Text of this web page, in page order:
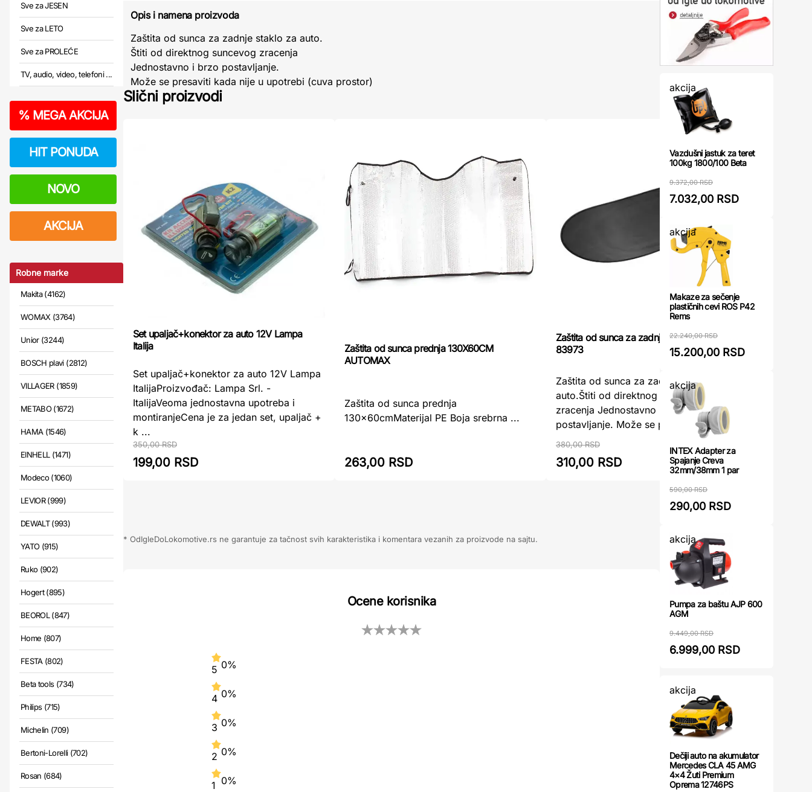
Sve za JESEN
Sve za LETO
Sve za PROLEĆE
TV, audio, video, telefoni ...
% MEGA AKCIJA
HIT PONUDA
NOVO
AKCIJA
Robne marke
Makita (4162)
WOMAX (3764)
Unior (3244)
BOSCH plavi (2812)
VILLAGER (1859)
METABO (1672)
HAMA (1546)
EINHELL (1471)
Modeco (1060)
LEVIOR (999)
DEWALT (993)
YATO (915)
Ruko (902)
Hogert (895)
BEOROL (847)
Home (807)
FESTA (802)
Beta tools (734)
Philips (715)
Michelin (709)
Bertoni-Lorelli (702)
Rosan (684)
Opis i namena proizvoda
Zaštita od sunca za zadnje staklo za auto.
Štiti od direktnog suncevog zracenja
Jednostavno i brzo postavljanje.
Može se presaviti kada nije u upotrebi (cuva prostor)
Slični proizvodi
Set upaljač+konektor za auto 12V Lampa
Italija
Set upaljač+konektor za auto 12V Lampa
ItalijaProizvođač: Lampa Srl. -
ItalijaVeoma jednostavna upotreba i
montiranjeCena je za jedan set, upaljač +
k ...
350,00 RSD
199,00 RSD
Zaštita od sunca prednja 130X60CM
AUTOMAX
Zaštita od sunca prednja
130x60cmMaterijal PE Boja srebrna ...
263,00 RSD
Zaštita od sunca za zadnje staklo za auto
83973
Zaštita od sunca za zadnje staklo za
auto.Štiti od direktnog suncevog
zracenja Jednostavno i brzo
postavljanje. Može se presav ...
380,00 RSD
310,00 RSD
* OdIgleDoLokomotive.rs ne garantuje za tačnost svih karakteristika i komentara vezanih za proizvode na sajtu.
Ocene korisnika
5 0%
4 0%
3 0%
2 0%
1 0%
akcija
Vazdušni jastuk za teret
100kg 1800/100 Beta
9.372,00 RSD
7.032,00 RSD
akcija
Makaze za sečenje
plastičnih cevi ROS P42
Rems
22.240,00 RSD
15.200,00 RSD
akcija
INTEX Adapter za
Spajanje Creva
32mm/38mm 1 par
590,00 RSD
290,00 RSD
akcija
Pumpa za baštu AJP 600
AGM
9.449,00 RSD
6.999,00 RSD
akcija
Dečiji auto na akumulator
Mercedes CLA 45 AMG
4×4 Žuti Premium
Oprema 12746PS